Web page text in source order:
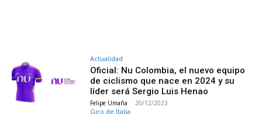
Actualidad
Oficial: Nu Colombia, el nuevo equipo
de ciclismo que nace en 2024 y su
líder será Sergio Luis Henao
Felipe Umaña - 20/12/2023
Giro de Italia